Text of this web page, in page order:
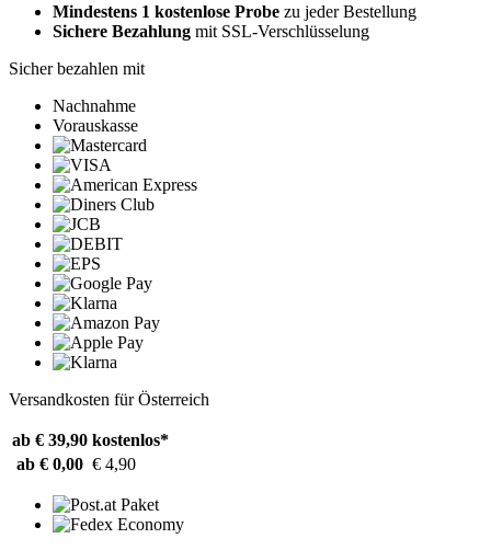
Mindestens 1 kostenlose Probe zu jeder Bestellung
Sichere Bezahlung mit SSL-Verschlüsselung
Sicher bezahlen mit
Nachnahme
Vorauskasse
Versandkosten für Österreich
ab € 39,90 kostenlos*
ab € 0,00 € 4,90